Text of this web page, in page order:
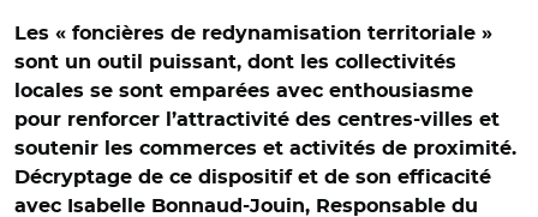
Les « foncières de redynamisation territoriale »
sont un outil puissant, dont les collectivités
locales se sont emparées avec enthousiasme
pour renforcer l’attractivité des centres-villes et
soutenir les commerces et activités de proximité.
Décryptage de ce dispositif et de son efficacité
avec Isabelle Bonnaud-Jouin, Responsable du